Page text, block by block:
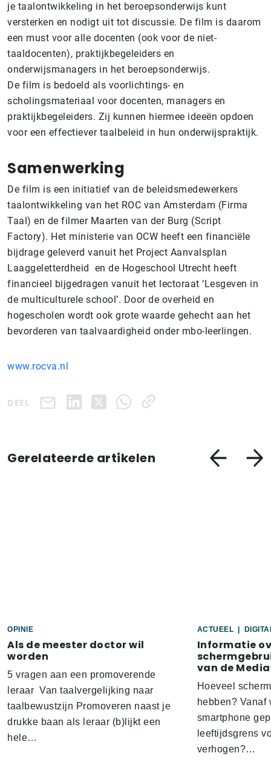
je taalontwikkeling in het beroepsonderwijs kunt
versterken en nodigt uit tot discussie. De film is daarom
een must voor alle docenten (ook voor de niet-
taaldocenten), praktijkbegeleiders en
onderwijsmanagers in het beroepsonderwijs.
De film is bedoeld als voorlichtings- en
scholingsmateriaal voor docenten, managers en
praktijkbegeleiders. Zij kunnen hiermee ideeën opdoen
voor een effectiever taalbeleid in hun onderwijspraktijk.
Samenwerking
De film is een initiatief van de beleidsmedewerkers
taalontwikkeling van het ROC van Amsterdam (Firma
Taal) en de filmer Maarten van der Burg (Script
Factory). Het ministerie van OCW heeft een financiële
bijdrage geleverd vanuit het Project Aanvalsplan
Laaggeletterdheid en de Hogeschool Utrecht heeft
financieel bijgedragen vanuit het lectoraat ‘Lesgeven in
de multiculturele school’. Door de overheid en
hogescholen wordt ook grote waarde gehecht aan het
bevorderen van taalvaardigheid onder mbo-leerlingen.
www.rocva.nl
DEEL
Gerelateerde artikelen
OPINIE
Als de meester doctor wil
worden
5 vragen aan een promoverende
leraar Van taalvergelijking naar
taalbewustzijn Promoveren naast je
drukke baan als leraar (b)lijkt een
hele…
ACTUEEL
Informatie
van de
Hoeveel
hebben?
smartphone
leeftijdsgrens
verhogen?…